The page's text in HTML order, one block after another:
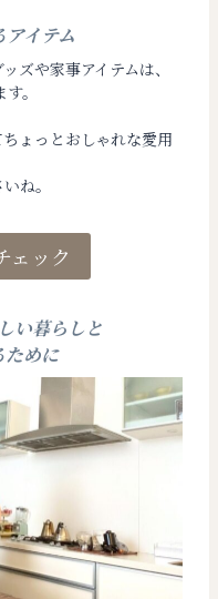
イテム
ズや家事アイテムは、
。
ょっとおしゃれな愛用
ね。
ェック
い暮らしと
ために